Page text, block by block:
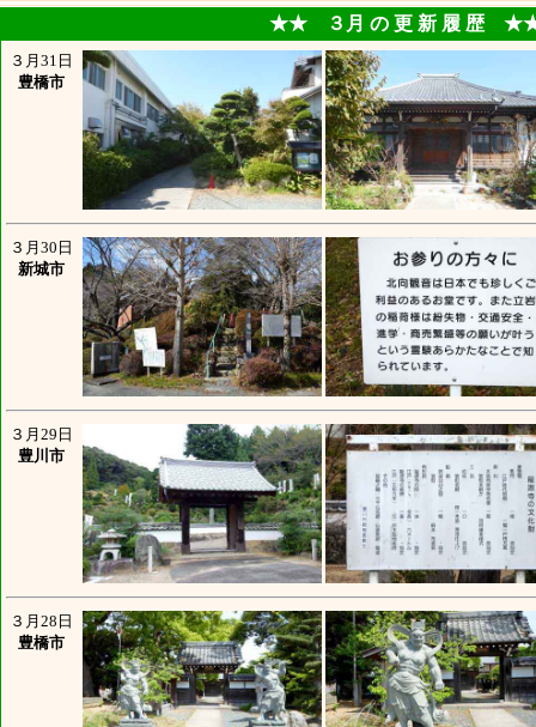
★★ ３月 の 更 新 履 歴
３月31日
豊橋市
３月30日
新城市
３月29日
豊川市
３月28日
豊橋市